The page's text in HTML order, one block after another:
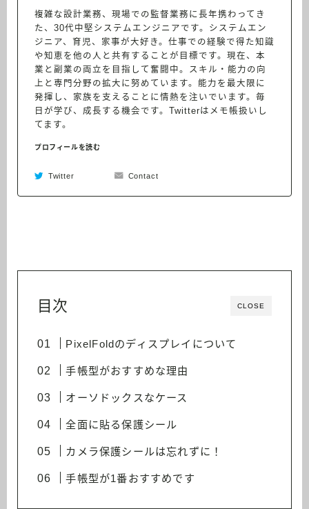
複雑な設計業務、現場での監督業務に長年携わってき
た、30代中堅システムエンジニアです。システムエン
ジニア、育児、家事が大好き。仕事での経験で得た知識
や知恵を他の人と共有することが目標です。現在、本
業と副業の両立を目指して奮闘中。スキル・能力の向
上と専門分野の拡大に努めています。能力を最大限に
発揮し、家族を支えることに情熱を注いでいます。毎
日が学び、成長する機会です。Twitterはメモ帳扱いし
てます。
プロフィールを読む
Twitter Contact
CLOSE
目次
PixelFoldのディスプレイについて
手帳型がおすすめな理由
オーソドックスなケース
全面に貼る保護シール
カメラ保護シールは忘れずに！
手帳型が1番おすすめです